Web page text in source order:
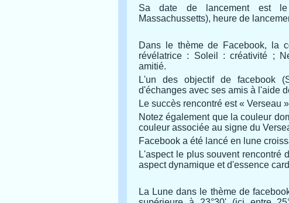
Sa date de lancement est
Massachussetts), heure de
Dans le thème de Facebook, la
révélatrice : Soleil : créativité ;
amitié.
L'un des objectif de facebook
d'échanges avec ses amis à l'aide
Le succès rencontré est « Verseau
Notez également que la couleur
couleur associée au signe du
Facebook a été lancé en lune
L'aspect le plus souvent rencontré
aspect dynamique et d'essence
La Lune dans le thème de